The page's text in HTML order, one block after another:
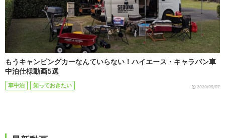
もうキャンピングカーなんていらない！ハイエース・キャラバン車
中泊仕様動画5選
車中泊 知っておきたい 2020/09/07